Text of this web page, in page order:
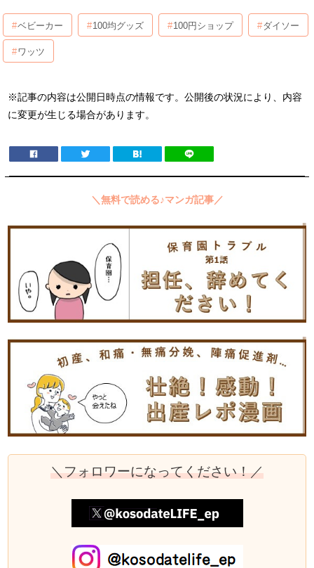
ベビーカー 100均グッズ 100円ショップ ダイソー
ワッツ
※記事の内容は公開日時点の情報です。公開後の状況により、内容
に変更が生じる場合があります。
＼無料で読める♪マンガ記事／
＼フォロワーになってください！／